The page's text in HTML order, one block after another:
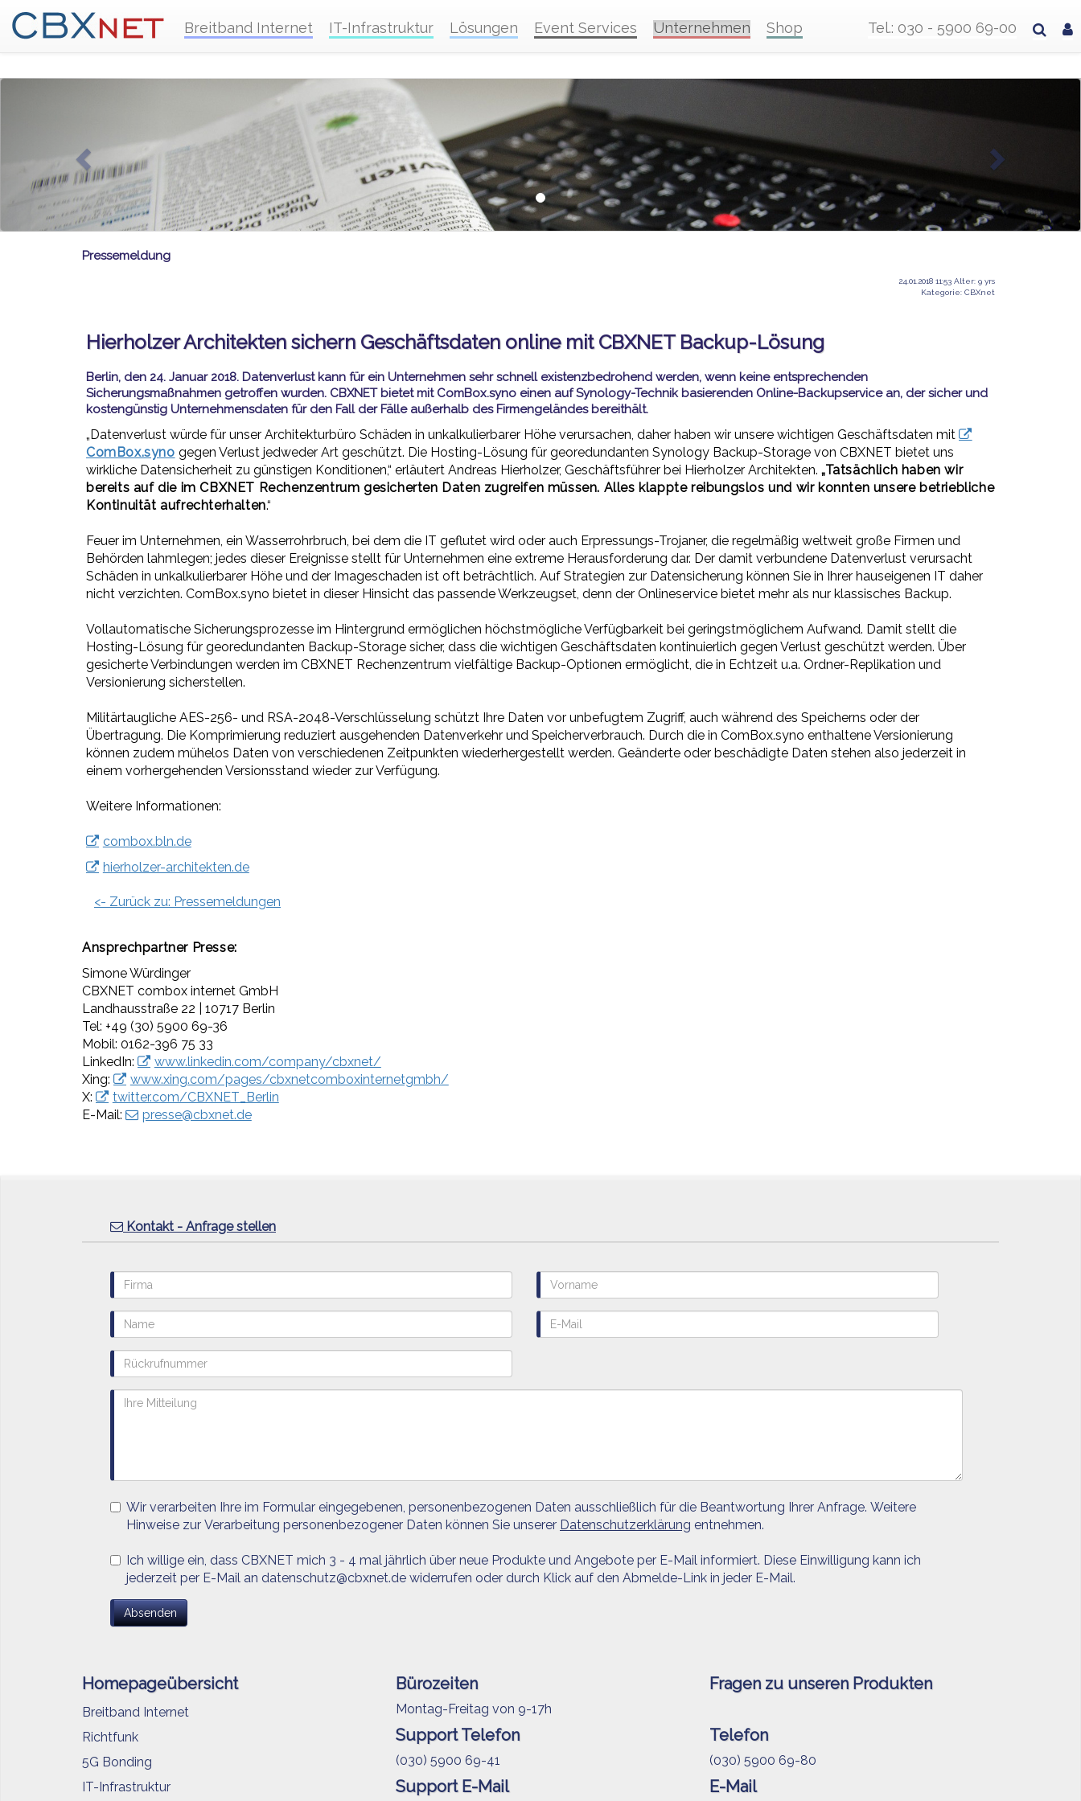
Breitband Internet IT-Infrastruktur Lösungen Event Services Unternehmen Shop Tel.: 030 - 5900 69-00
Pressemeldung
24.01.2018 11:53 Alter: 9 yrs
Kategorie: CBXnet
Hierholzer Architekten sichern Geschäftsdaten online mit CBXNET Backup-Lösung
Berlin, den 24. Januar 2018. Datenverlust kann für ein Unternehmen sehr schnell existenzbedrohend werden, wenn keine entsprechenden
Sicherungsmaßnahmen getroffen wurden. CBXNET bietet mit ComBox.syno einen auf Synology-Technik basierenden Online-Backupservice an, der sicher und
kostengünstig Unternehmensdaten für den Fall der Fälle außerhalb des Firmengeländes bereithält.
„Datenverlust würde für unser Architekturbüro Schäden in unkalkulierbarer Höhe verursachen, daher haben wir unsere wichtigen Geschäftsdaten mit
ComBox.syno gegen Verlust jedweder Art geschützt. Die Hosting-Lösung für georedundanten Synology Backup-Storage von CBXNET bietet uns
wirkliche Datensicherheit zu günstigen Konditionen,“ erläutert Andreas Hierholzer, Geschäftsführer bei Hierholzer Architekten. „Tatsächlich haben wir
bereits auf die im CBXNET Rechenzentrum gesicherten Daten zugreifen müssen. Alles klappte reibungslos und wir konnten unsere betriebliche
Kontinuität aufrechterhalten.“
Feuer im Unternehmen, ein Wasserrohrbruch, bei dem die IT geflutet wird oder auch Erpressungs-Trojaner, die regelmäßig weltweit große Firmen und
Behörden lahmlegen; jedes dieser Ereignisse stellt für Unternehmen eine extreme Herausforderung dar. Der damit verbundene Datenverlust verursacht
Schäden in unkalkulierbarer Höhe und der Imageschaden ist oft beträchtlich. Auf Strategien zur Datensicherung können Sie in Ihrer hauseigenen IT daher
nicht verzichten. ComBox.syno bietet in dieser Hinsicht das passende Werkzeugset, denn der Onlineservice bietet mehr als nur klassisches Backup.
Vollautomatische Sicherungsprozesse im Hintergrund ermöglichen höchstmögliche Verfügbarkeit bei geringstmöglichem Aufwand. Damit stellt die
Hosting-Lösung für georedundanten Backup-Storage sicher, dass die wichtigen Geschäftsdaten kontinuierlich gegen Verlust geschützt werden. Über
gesicherte Verbindungen werden im CBXNET Rechenzentrum vielfältige Backup-Optionen ermöglicht, die in Echtzeit u.a. Ordner-Replikation und
Versionierung sicherstellen.
Militärtaugliche AES-256- und RSA-2048-Verschlüsselung schützt Ihre Daten vor unbefugtem Zugriff, auch während des Speicherns oder der
Übertragung. Die Komprimierung reduziert ausgehenden Datenverkehr und Speicherverbrauch. Durch die in ComBox.syno enthaltene Versionierung
können zudem mühelos Daten von verschiedenen Zeitpunkten wiederhergestellt werden. Geänderte oder beschädigte Daten stehen also jederzeit in
einem vorhergehenden Versionsstand wieder zur Verfügung.
Weitere Informationen:
combox.bln.de
hierholzer-architekten.de
<- Zurück zu: Pressemeldungen
Ansprechpartner Presse:
Simone Würdinger
CBXNET combox internet GmbH
Landhausstraße 22 | 10717 Berlin
Tel: +49 (30) 5900 69-36
Mobil: 0162-396 75 33
LinkedIn:
www.linkedin.com/company/cbxnet/
Xing:
www.xing.com/pages/cbxnetcomboxinternetgmbh/
X:
twitter.com/CBXNET_Berlin
E-Mail:
presse@cbxnet.de
Kontakt - Anfrage stellen
Wir verarbeiten Ihre im Formular eingegebenen, personenbezogenen Daten ausschließlich für die Beantwortung Ihrer Anfrage. Weitere
Hinweise zur Verarbeitung personenbezogener Daten können Sie unserer Datenschutzerklärung entnehmen.
Ich willige ein, dass CBXNET mich 3 - 4 mal jährlich über neue Produkte und Angebote per E-Mail informiert. Diese Einwilligung kann ich
jederzeit per E-Mail an datenschutz@cbxnet.de widerrufen oder durch Klick auf den Abmelde-Link in jeder E-Mail.
Homepageübersicht
Breitband Internet
Richtfunk
5G Bonding
IT-Infrastruktur
Bürozeiten
Montag-Freitag von 9-17h
Support Telefon
(030) 5900 69-41
Support E-Mail
Fragen zu unseren Produkten
Telefon
(030) 5900 69-80
E-Mail